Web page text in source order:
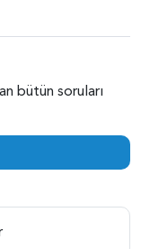
bütün soruları